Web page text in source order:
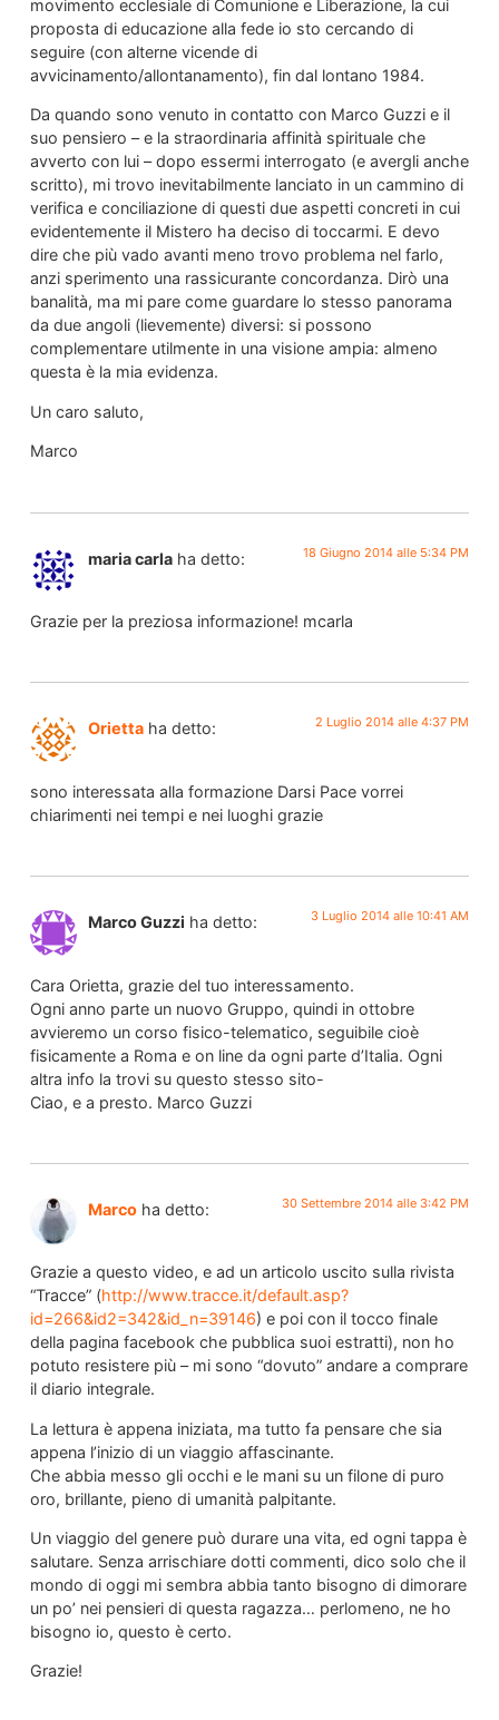
movimento ecclesiale di Comunione e Liberazione, la cui
proposta di educazione alla fede io sto cercando di
seguire (con alterne vicende di
avvicinamento/allontanamento), fin dal lontano 1984.
Da quando sono venuto in contatto con Marco Guzzi e il
suo pensiero – e la straordinaria affinità spirituale che
avverto con lui – dopo essermi interrogato (e avergli anche
scritto), mi trovo inevitabilmente lanciato in un cammino di
verifica e conciliazione di questi due aspetti concreti in cui
evidentemente il Mistero ha deciso di toccarmi. E devo
dire che più vado avanti meno trovo problema nel farlo,
anzi sperimento una rassicurante concordanza. Dirò una
banalità, ma mi pare come guardare lo stesso panorama
da due angoli (lievemente) diversi: si possono
complementare utilmente in una visione ampia: almeno
questa è la mia evidenza.
Un caro saluto,
Marco
maria carla ha detto: 18 Giugno 2014 alle 5:34 PM
Grazie per la preziosa informazione! mcarla
Orietta ha detto: 2 Luglio 2014 alle 4:37 PM
sono interessata alla formazione Darsi Pace vorrei
chiarimenti nei tempi e nei luoghi grazie
Marco Guzzi ha detto: 3 Luglio 2014 alle 10:41 AM
Cara Orietta, grazie del tuo interessamento.
Ogni anno parte un nuovo Gruppo, quindi in ottobre
avvieremo un corso fisico-telematico, seguibile cioè
fisicamente a Roma e on line da ogni parte d’Italia. Ogni
altra info la trovi su questo stesso sito-
Ciao, e a presto. Marco Guzzi
Marco ha detto: 30 Settembre 2014 alle 3:42 PM
Grazie a questo video, e ad un articolo uscito sulla rivista
“Tracce” (http://www.tracce.it/default.asp?
id=266&id2=342&id_n=39146) e poi con il tocco finale
della pagina facebook che pubblica suoi estratti), non ho
potuto resistere più – mi sono “dovuto” andare a comprare
il diario integrale.
La lettura è appena iniziata, ma tutto fa pensare che sia
appena l’inizio di un viaggio affascinante.
Che abbia messo gli occhi e le mani su un filone di puro
oro, brillante, pieno di umanità palpitante.
Un viaggio del genere può durare una vita, ed ogni tappa è
salutare. Senza arrischiare dotti commenti, dico solo che il
mondo di oggi mi sembra abbia tanto bisogno di dimorare
un po’ nei pensieri di questa ragazza… perlomeno, ne ho
bisogno io, questo è certo.
Grazie!